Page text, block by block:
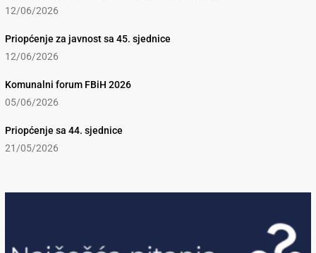
12/06/2026
Priopćenje za javnost sa 45. sjednice
12/06/2026
Komunalni forum FBiH 2026
05/06/2026
Priopćenje sa 44. sjednice
21/05/2026